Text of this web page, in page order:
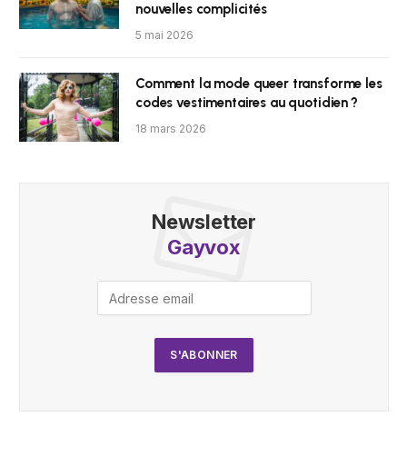
nouvelles complicités
5 mai 2026
Comment la mode queer transforme les
codes vestimentaires au quotidien ?
18 mars 2026
Newsletter
Gayvox